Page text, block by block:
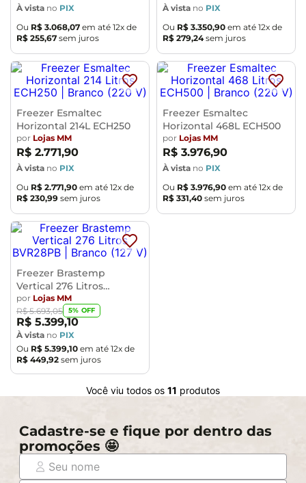
À vista no PIX
Ou R$ 3.068,07 em até 12x de
R$ 255,67 sem juros
À vista no PIX
Ou R$ 3.350,90 em até 12x de
R$ 279,24sem juros
Freezer Esmaltec
Horizontal 214L ECH250
por Lojas MM
R$ 2.771,90
À vista no PIX
Ou R$ 2.771,90 em até 12x de
R$ 230,99 sem juros
Freezer Esmaltec
Horizontal 468L ECH500
por Lojas MM
R$ 3.976,90
À vista no PIX
Ou R$ 3.976,90 em até 12x de
R$ 331,40 sem juros
Freezer Brastemp
Vertical 276 Litros
BVR28PB
por Lojas MM
R$ 5.693,05 5% OFF
R$ 5.399,10
À vista no PIX
Ou R$ 5.399,10 em até 12x de
R$ 449,92 sem juros
Você viu todos os 11 produtos
Cadastre-se e fique por dentro das
promoções 🤩